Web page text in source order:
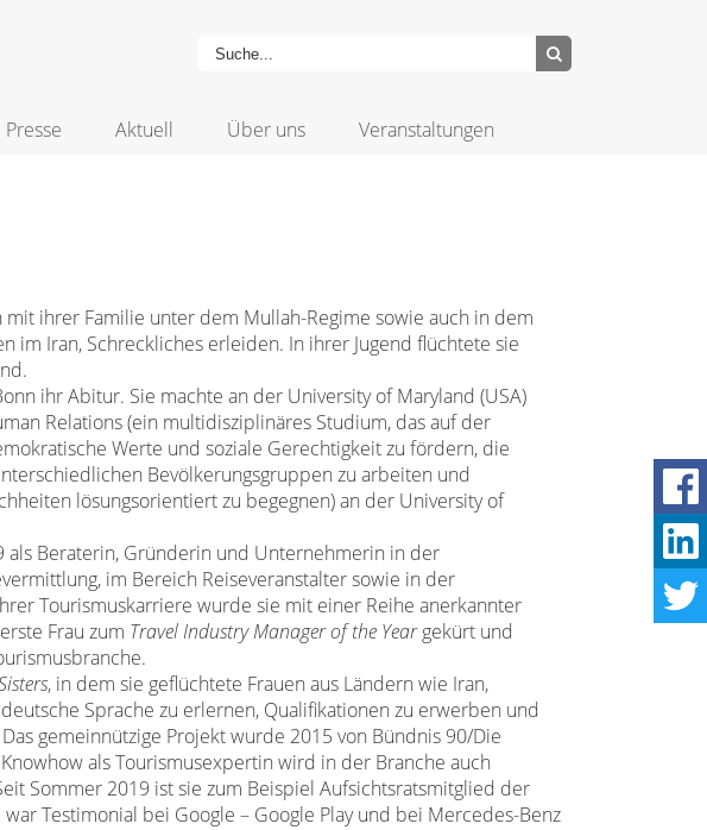
Aktuell Über uns Veranstaltungen
ihrer Familie unter dem Mullah-Regime sowie auch in dem
im Iran, Schreckliches erleiden. In ihrer Jugend flüchtete sie
ihr Abitur. Sie machte an der University of Maryland (USA)
Relations (ein multidisziplinäres Studium, das auf der
Werte und soziale Gerechtigkeit zu fördern, die
Bevölkerungsgruppen zu arbeiten und
lösungsorientiert zu begegnen) an der University of
als Beraterin, Gründerin und Unternehmerin in der
im Bereich Reiseveranstalter sowie in der
Tourismuskarriere wurde sie mit einer Reihe anerkannter
Frau zum Travel Industry Manager of the Yeargekürt und
, in dem sie geflüchtete Frauen aus Ländern wie Iran,
Sprache zu erlernen, Qualifikationen zu erwerben und
gemeinnützige Projekt wurde 2015 von Bündnis 90/Die
als Tourismusexpertin wird in der Branche auch
Sommer 2019 ist sie zum Beispiel Aufsichtsratsmitglied der
Testimonial bei Google – Google Play und bei Mercedes-Benz